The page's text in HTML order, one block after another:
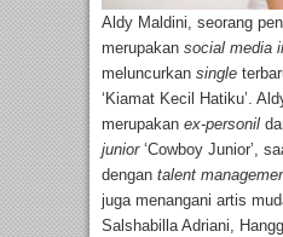
Aldy Maldini, seorang
merupakan social media
meluncurkan single
‘Kiamat Kecil Hatiku’.
merupakan ex-personil
junior‘Cowboy Junior’,
dengan talent
juga menangani artis
Salshabilla Adriani,